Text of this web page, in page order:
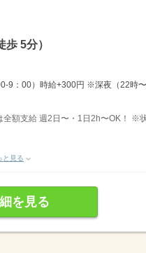
5分）
9：00）時給+300円 ※深夜（22時
額支給 週2日〜・1日2h〜OK！ ※
と見る
を見る